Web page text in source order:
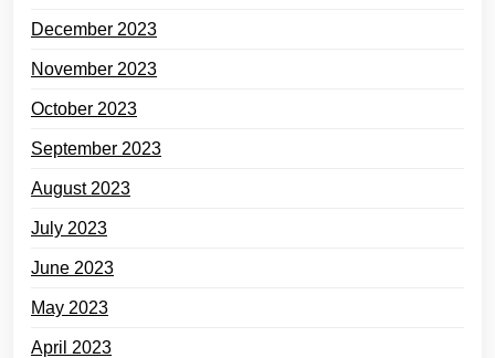
December 2023
November 2023
October 2023
September 2023
August 2023
July 2023
June 2023
May 2023
April 2023